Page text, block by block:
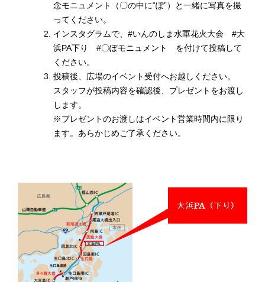
念モニュメント（〇の中に“ぽ”）と一緒に写真を撮
ってください。
インスタグラムで、#いんのしま水軍花火大会 #大
浜PA下り #〇ぽモニュメント を付けて投稿して
ください。
投稿後、広場のイベント受付へお越しください。
スタッフが投稿内容を確認後、プレゼントをお渡し
します。
※プレゼントのお渡しはイベント営業時間内に限り
ます。あらかじめご了承ください。